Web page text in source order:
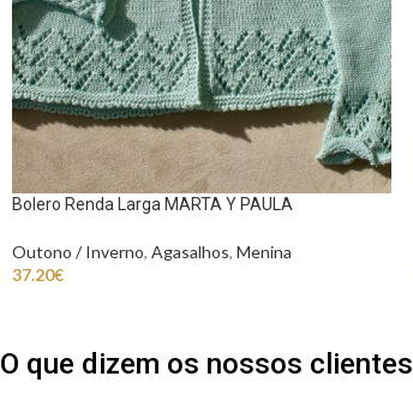
Bolero Renda Larga MARTA Y PAULA
Outono / Inverno, Agasalhos, Menina
37.20€
O que dizem os nossos clientes